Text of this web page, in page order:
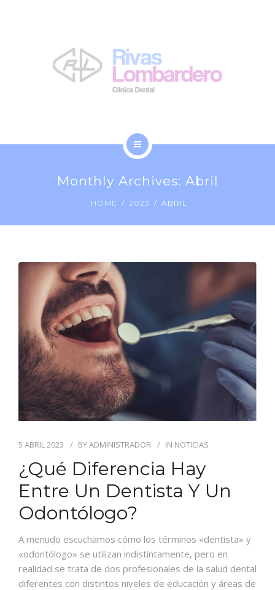
CONTACTO
Monthly Archives: Abril
HOME 2023 ABRIL
5 ABRIL 2023 BYADMINISTRADOR IN NOTICIAS
¿Qué Diferencia Hay
Entre Un Dentista Y Un
Odontólogo?
A menudo escuchamos cómo los términos «dentista» y
«odontólogo» se utilizan indistintamente, pero en
realidad se trata de dos profesionales de la salud dental
diferentes con distintos niveles de educación y áreas de